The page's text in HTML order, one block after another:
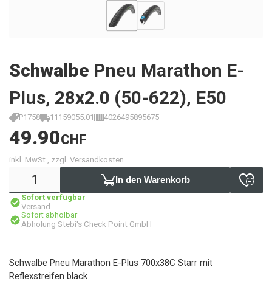
Schwalbe Pneu Marathon E-
Plus, 28x2.0 (50-622), E50
P1758 11159055.01 4026495895675
49.90CHF
inkl. MwSt., zzgl. Versandkosten
In den Warenkorb
Sofort verfügbar
Versand
Sofort abholbar
Abholung Stebi's Check Point GmbH
Schwalbe Pneu Marathon E-Plus 700x38C Starr mit
Reflexstreifen black